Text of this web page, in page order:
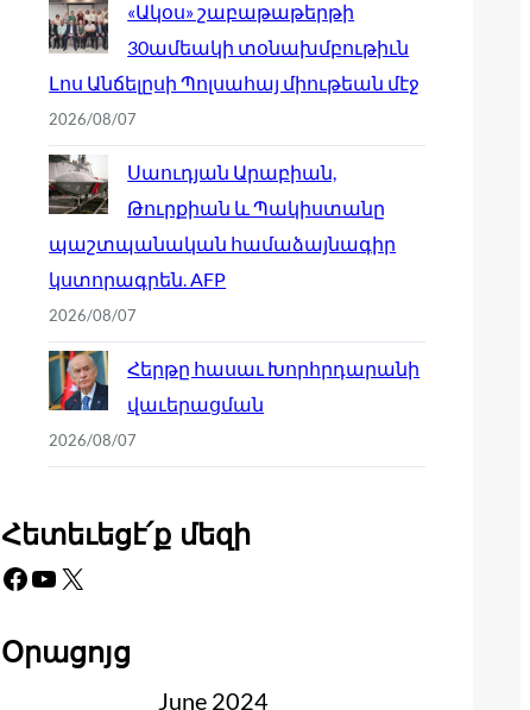
«Ակօս» շաբաթաթերթի
30ամեակի տօնախմբութիւն
Լոս Անճելըսի Պոլսահայ միութեան մէջ
2026/08/07
Սաուդյան Արաբիան,
Թուրքիան և Պակիստանը
պաշտպանական համաձայնագիր
կստորագրեն. AFP
2026/08/07
Հերթը հասաւ Խորհրդարանի
վաւերացման
2026/08/07
Հետեւեցէ՛ք մեզի
Facebook YouTube X
Օրացոյց
June 2024